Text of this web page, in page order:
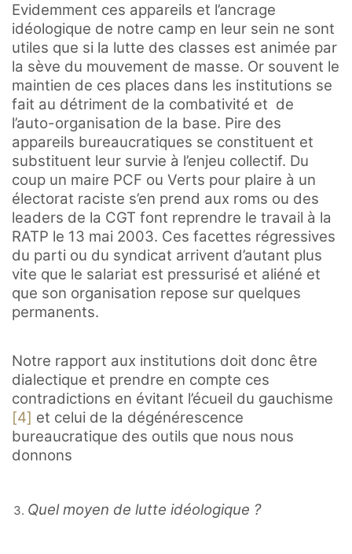
Evidemment ces appareils et l’ancrage
idéologique de notre camp en leur sein ne sont
utiles que si la lutte des classes est animée par
la sève du mouvement de masse. Or souvent le
maintien de ces places dans les institutions se
fait au détriment de la combativité et de
l’auto-organisation de la base. Pire des
appareils bureaucratiques se constituent et
substituent leur survie à l’enjeu collectif. Du
coup un maire PCF ou Verts pour plaire à un
électorat raciste s’en prend aux roms ou des
leaders de la CGT font reprendre le travail à la
RATP le 13 mai 2003. Ces facettes régressives
du parti ou du syndicat arrivent d’autant plus
vite que le salariat est pressurisé et aliéné et
que son organisation repose sur quelques
permanents.
Notre rapport aux institutions doit donc être
dialectique et prendre en compte ces
contradictions en évitant l’écueil du gauchisme
[4] et celui de la dégénérescence
bureaucratique des outils que nous nous
donnons
Quel moyen de lutte idéologique ?